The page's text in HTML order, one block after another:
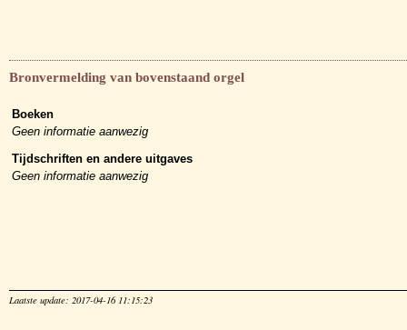
Bronvermelding van bovenstaand orgel
Boeken
Geen informatie aanwezig
Tijdschriften en andere uitgaves
Geen informatie aanwezig
Laatste update: 2017-04-16 11:15:23